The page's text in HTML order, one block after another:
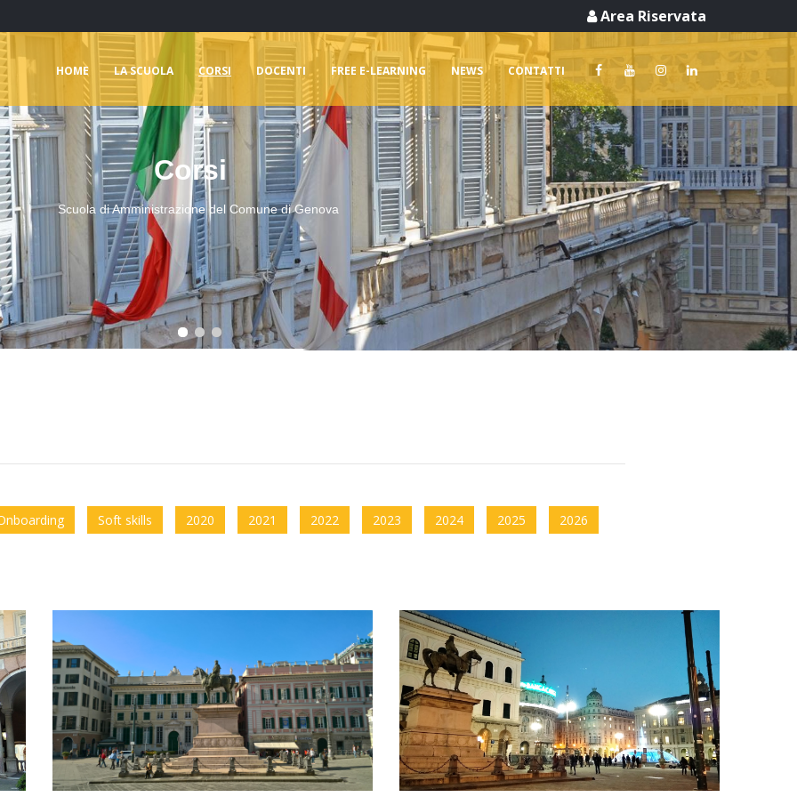
Area Riservata
HOME LA SCUOLA CORSI DOCENTI FREE E-LEARNING NEWS CONTATTI
Corsi
Scuola di Amministrazione del Comune di Genova
Soft skills 2020 2021 2022 2023 2024 2025 2026